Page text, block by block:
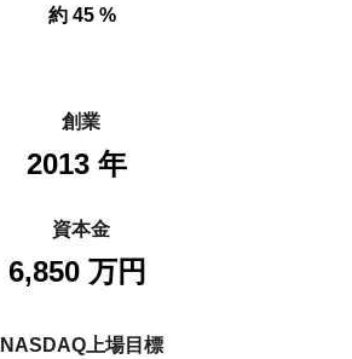
約 45 %
創業
2013 年
資本金
6,850 万円
NASDAQ上場目標